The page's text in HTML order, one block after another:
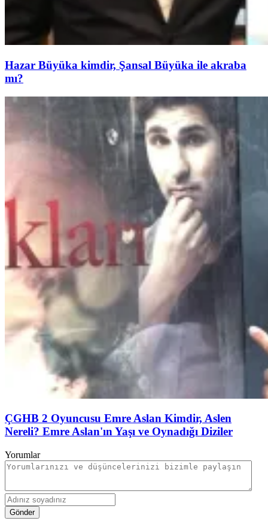
Hazar Büyüka kimdir, Şansal Büyüka ile akraba
mı?
ÇGHB 2 Oyuncusu Emre Aslan Kimdir, Aslen
Nereli? Emre Aslan'ın Yaşı ve Oynadığı Diziler
Yorumlar
Gönder